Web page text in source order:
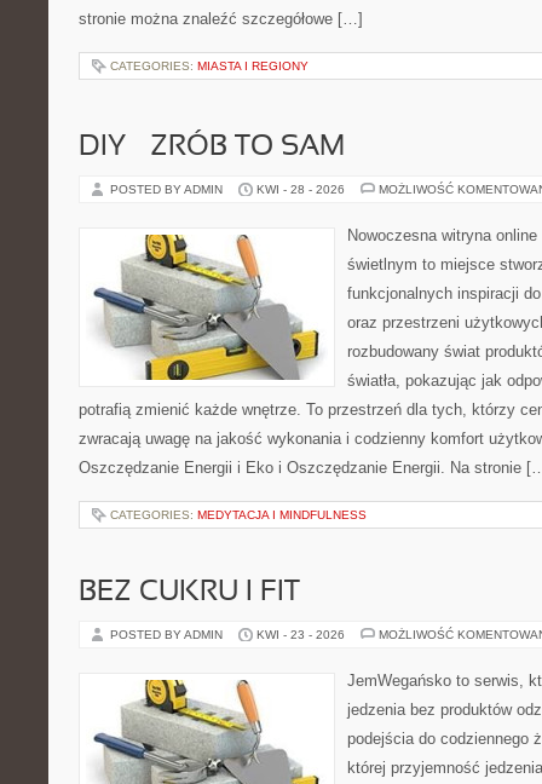
stronie można znaleźć szczegółowe […]
CATEGORIES: MIASTA I REGIONY
DIY – ZRÓB TO SAM
POSTED BY ADMIN KWI - 28 - 2026 MOŻLIWOŚĆ
Nowoczesna witryna
świetlnym to miejsce
funkcjonalnych inspiracji
oraz przestrzeni
rozbudowany świat
światła, pokazując jak
potrafią zmienić każde wnętrze. To przestrzeń dla tych, którzy
zwracają uwagę na jakość wykonania i codzienny komfort
Oszczędzanie Energii i Eko i Oszczędzanie Energii. Na stronie
CATEGORIES: MEDYTACJA I MINDFULNESS
BEZ CUKRU I FIT
POSTED BY ADMIN KWI - 23 - 2026 MOŻLIWOŚĆ
JemWegańsko to serwis,
jedzenia bez produktów
podejścia do codziennego
której przyjemność